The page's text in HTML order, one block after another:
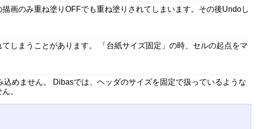
画のみ重ね塗りOFFでも重ね塗りされてしまいます。その後Undoし
しまうことがあります。 「台紙サイズ固定」の時、セルの起点をマ
めません。 Dibasでは、ヘッダのサイズを固定で扱っているような
。